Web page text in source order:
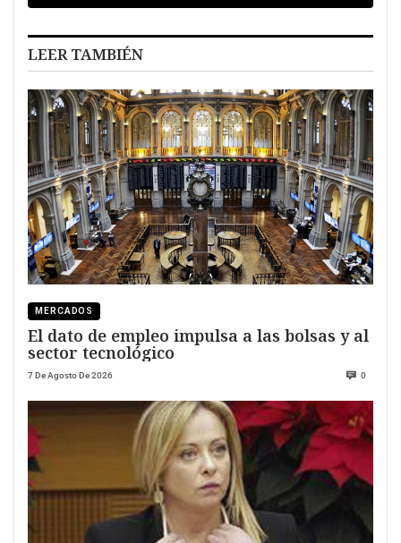
LEER TAMBIÉN
MERCADOS
El dato de empleo impulsa a las bolsas y al
sector tecnológico
7 De Agosto De 2026 0